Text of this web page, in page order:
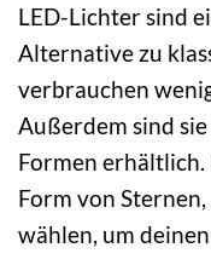
LED-Lichter sind
Alternative zu
verbrauchen
Außerdem sind
Formen
Form von
wählen, um